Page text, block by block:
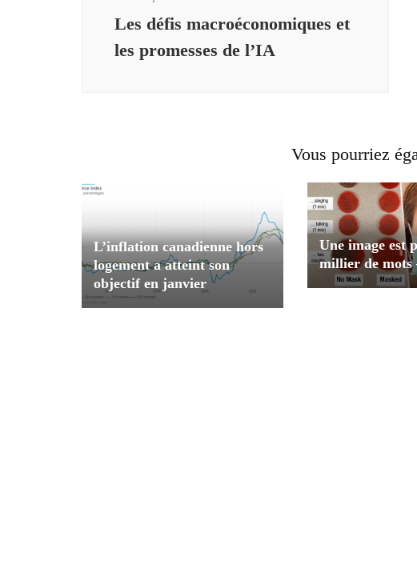
Les défis macroéconomiques et
les promesses de l’IA
Vous pourriez
L’inflation canadienne hors
logement a atteint son
objectif en janvier
Une image est
millier de mots